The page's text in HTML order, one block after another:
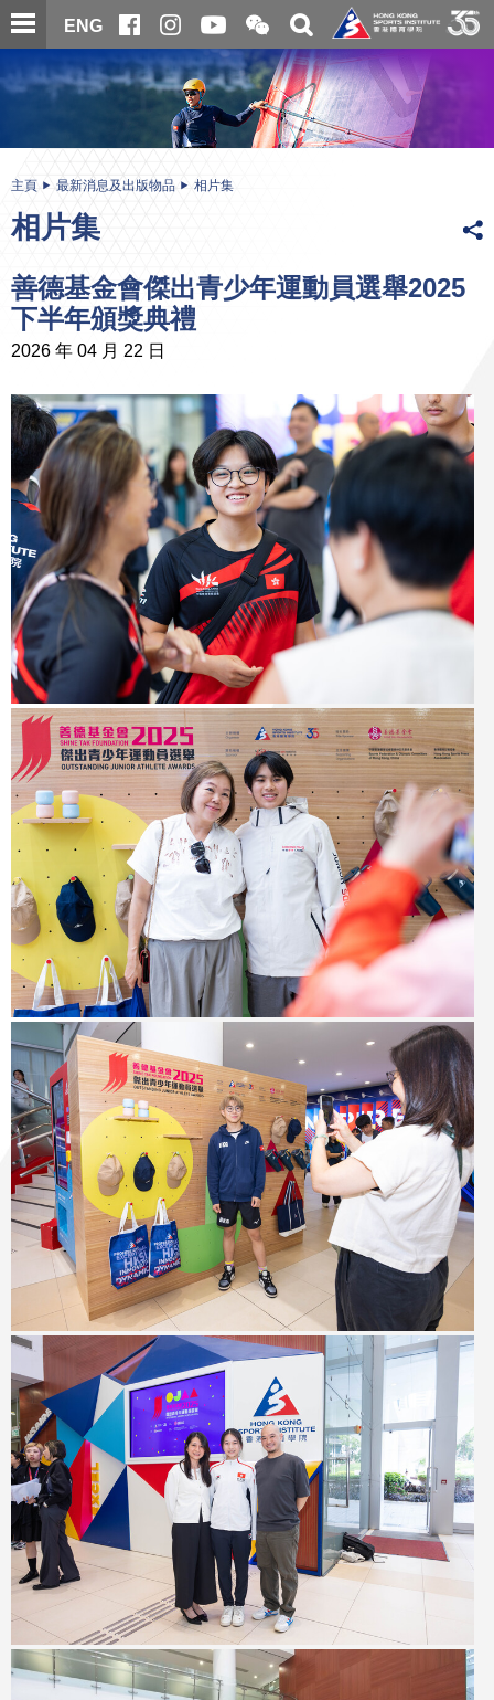
跳
至
內
ENG
開
合
微
信
二
維
碼
關
搜
尋
内
主頁 最新消息及出版物品 相片集
相片集
善德基金會傑出青少年運動員選舉2025
下半年頒獎典禮
2026 年 04 月 22 日